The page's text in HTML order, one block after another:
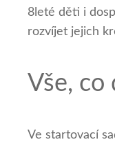
8leté děti i
rozvíjet jejich
Vše,
Ve startovací